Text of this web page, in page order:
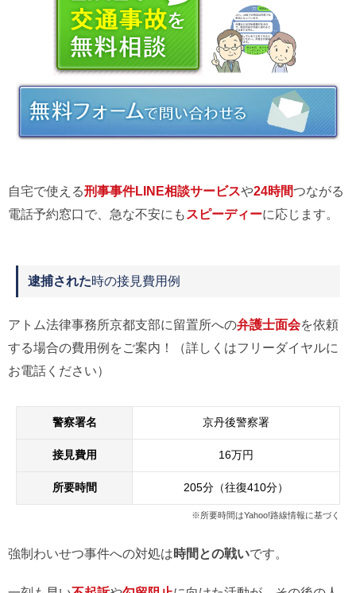
自宅で使える刑事事件LINE相談サービスや24時間つながる
電話予約窓口で、急な不安にも スピーディーに応じます。
逮捕された時の接見費用例
アトム法律事務所京都支部に留置所への弁護士面会を依頼
する場合の費用例をご案内！（詳しくはフリーダイヤルに
お電話ください）
警察署名 京丹後警察署
接見費用 16万円
所要時間 205分（往復410分）
※所要時間はYahoo!路線情報に基づく
強制わいせつ事件への対処は時間との戦いです。